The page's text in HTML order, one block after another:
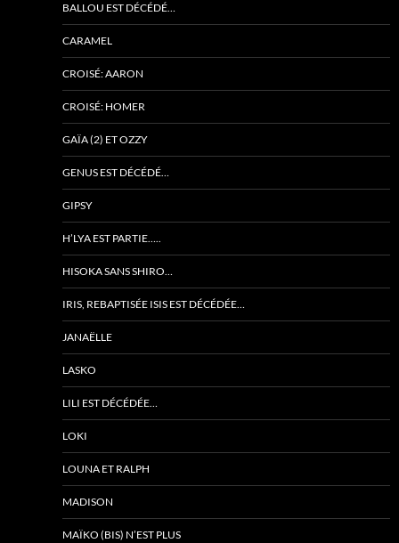
BALLOU EST DÉCÉDÉ…
CARAMEL
CROISÉ: AARON
CROISÉ: HOMER
GAÏA (2) ET OZZY
GENUS EST DÉCÉDÉ…
GIPSY
H’LYA EST PARTIE…..
HISOKA SANS SHIRO…
IRIS, REBAPTISÉE ISIS EST DÉCÉDÉE…
JANAËLLE
LASKO
LILI EST DÉCÉDÉE…
LOKI
LOUNA ET RALPH
MADISON
MAÏKO (BIS) N’EST PLUS